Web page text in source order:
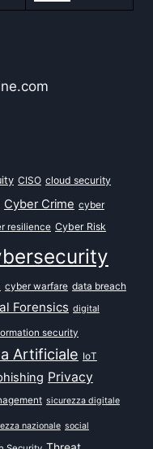
CISO cloud security
Cyber Crime cyber
resilience Cyber Risk
cyber warfare data breach
Forensics digital
security
Artificiale IoT
Privacy
sicurezza digitale
nazionale social